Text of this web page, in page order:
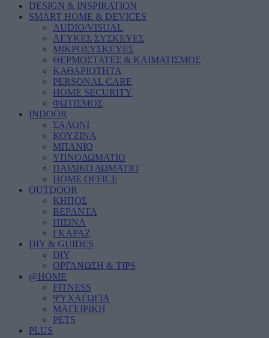
DESIGN & INSPIRATION
SMART HOME & DEVICES
AUDIO/VISUAL
ΛΕΥΚΕΣ ΣΥΣΚΕΥΕΣ
ΜΙΚΡΟΣΥΣΚΕΥΕΣ
ΘΕΡΜΟΣΤΑΤΕΣ & ΚΛΙΜΑΤΙΣΜΟΣ
ΚΑΘΑΡΙΟΤΗΤΑ
PERSONAL CARE
HOME SECURITY
ΦΩΤΙΣΜΟΣ
INDOOR
ΣΑΛΟΝΙ
ΚΟΥΖΙΝΑ
ΜΠΑΝΙΟ
ΥΠΝΟΔΩΜΑΤΙΟ
ΠΑΙΔΙΚΟ ΔΩΜΑΤΙΟ
HOME OFFICE
OUTDOOR
ΚΗΠΟΣ
ΒΕΡΑΝΤΑ
ΠΙΣΙΝΑ
ΓΚΑΡΑΖ
DIY & GUIDES
DIY
ΟΡΓΑΝΩΣΗ & TIPS
@HOME
FITNESS
ΨΥΧΑΓΩΓΙΑ
ΜΑΓΕΙΡΙΚΗ
PETS
PLUS